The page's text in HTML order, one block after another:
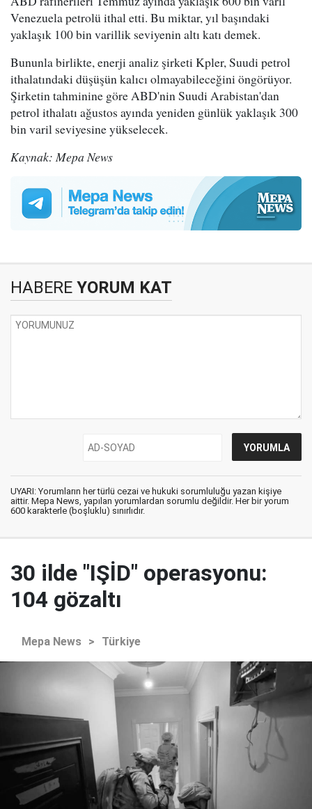
Venezuela petrolü ithal etti. Bu miktar, yıl başındaki
yaklaşık 100 bin varillik seviyenin altı katı demek.
Bununla birlikte, enerji analiz şirketi Kpler, Suudi petrol
ithalatındaki düşüşün kalıcı olmayabileceğini öngörüyor.
Şirketin tahminine göre ABD'nin Suudi Arabistan'dan
petrol ithalatı ağustos ayında yeniden günlük yaklaşık 300
bin varil seviyesine yükselecek.
Kaynak: Mepa News
HABERE YORUM KAT
UYARI: Yorumların her türlü cezai ve hukuki sorumluluğu yazan kişiye
aittir. Mepa News, yapılan yorumlardan sorumlu değildir. Her bir yorum
600 karakterle (boşluklu) sınırlıdır.
30 ilde "IŞİD" operasyonu:
104 gözaltı
Mepa News > Türkiye